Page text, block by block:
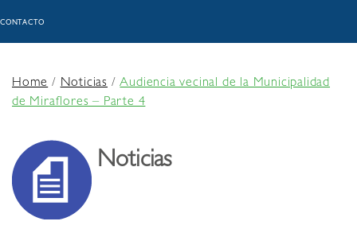
CONTACTO
Home/Noticias /Audiencia vecinal de la Municipalidad
de Miraflores – Parte 4
Noticias